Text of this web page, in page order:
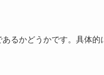
るかどうかです。具体的